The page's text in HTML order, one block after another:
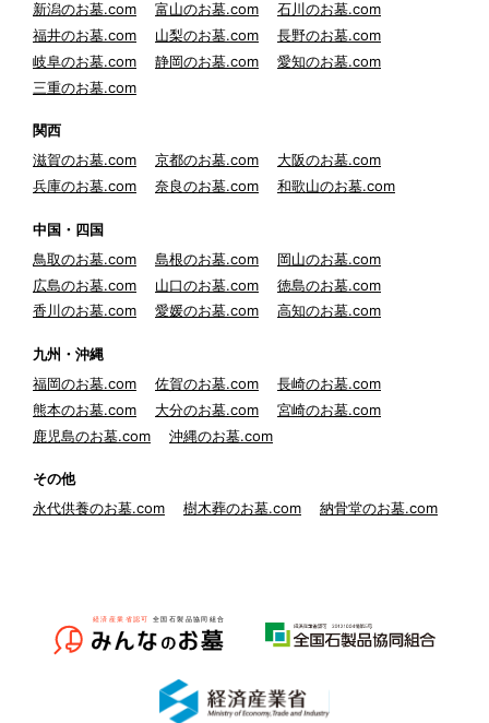
新潟のお墓.com
富山のお墓.com
石川のお墓.com
福井のお墓.com
山梨のお墓.com
長野のお墓.com
岐阜のお墓.com
静岡のお墓.com
愛知のお墓.com
三重のお墓.com
関西
滋賀のお墓.com
京都のお墓.com
大阪のお墓.com
兵庫のお墓.com
奈良のお墓.com 和歌山のお墓.com
中国・四国
鳥取のお墓.com
島根のお墓.com
岡山のお墓.com
広島のお墓.com
山口のお墓.com
徳島のお墓.com
香川のお墓.com
愛媛のお墓.com 高知のお墓.com
九州・沖縄
福岡のお墓.com
佐賀のお墓.com
長崎のお墓.com
熊本のお墓.com
大分のお墓.com
宮崎のお墓.com
鹿児島のお墓.com
沖縄のお墓.com
その他
永代供養のお墓.com
樹木葬のお墓.com 納骨堂のお墓.com